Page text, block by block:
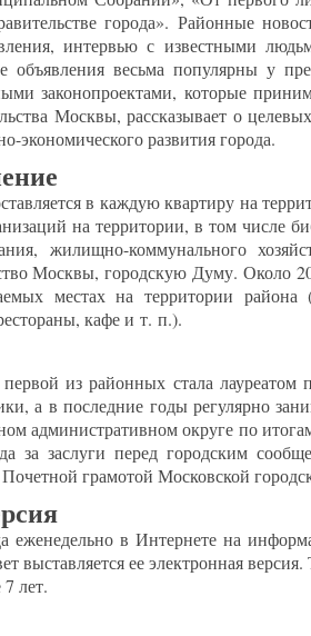
города». Районные
интервью с известными
объявления весьма популярны у
законопроектами, которые
Москвы, рассказывает о
экономического развития города.
в каждую квартиру на
на территории, в том числе
жилищно-коммунального
Москвы, городскую Думу. Около 20
местах на территории района
кафе и т. п.).
из районных стала
а в последние годы регулярно
административном округе по
за заслуги перед городским
грамотой Московской
еженедельно в Интернете на
выставляется ее электронная
лет.